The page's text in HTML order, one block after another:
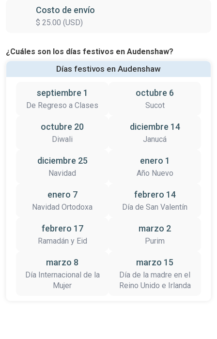
Costo de envío
$ 25.00 (USD)
¿Cuáles son los días festivos en Audenshaw?
Días festivos en Audenshaw
septiembre 1
De Regreso a Clases
octubre 6
Sucot
octubre 20
Diwali
diciembre 14
Janucá
diciembre 25
Navidad
enero 1
Año Nuevo
enero 7
Navidad Ortodoxa
febrero 14
Día de San Valentín
febrero 17
Ramadán y Eid
marzo 2
Purim
marzo 8
Día Internacional de la
Mujer
marzo 15
Día de la madre en el
Reino Unido e Irlanda